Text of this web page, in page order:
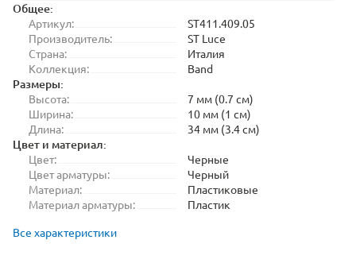
Общее:
Артикул:
ST411.409.05
Производитель:
ST Luce
Страна:
Италия
Коллекция:
Band
Размеры:
Высота:
7 мм (0.7 см)
Ширина:
10 мм (1 см)
Длина:
34 мм (3.4 см)
Цвет и материал:
Цвет:
Черные
Цвет арматуры:
Черный
Материал:
Пластиковые
Материал арматуры:
Пластик
Все характеристики